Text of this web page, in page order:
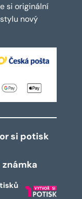
si originální
nový
si potisk